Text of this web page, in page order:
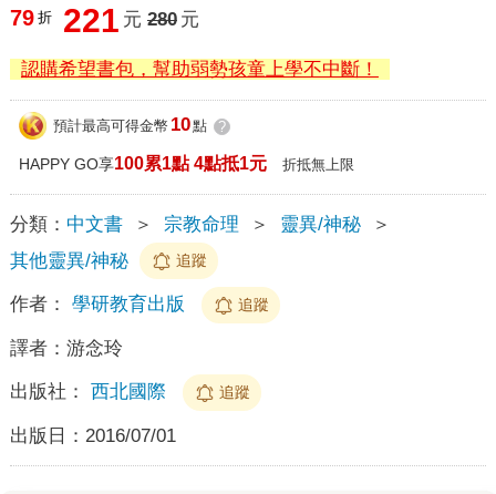
79 折 221 元 280 元
認購希望書包，幫助弱勢孩童上學不中斷！
預計最高可得金幣 10點 ?
HAPPY GO享100累1點 4點抵1元 折抵無上限
分類： 中文書 ＞ 宗教命理 ＞ 靈異/神秘
＞
其他靈異/神秘
追蹤
作者： 學研教育出版 追蹤
譯者： 游念玲
出版社： 西北國際 追蹤
出版日： 2016/07/01